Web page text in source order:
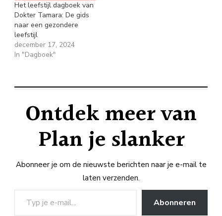
Het leefstijl dagboek van
Dokter Tamara: De gids
naar een gezondere
leefstijl
december 17, 2024
In "Dagboek"
Ontdek meer van
Plan je slanker
Abonneer je om de nieuwste berichten naar je e-mail te
laten verzenden.
Typ je e-mail...
Abonneren